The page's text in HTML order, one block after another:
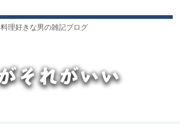
料理好きな男の雑記ブログ